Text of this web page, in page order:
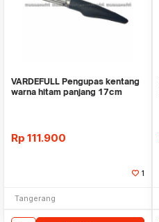
VARDEFULL Pengupas kentang
warna hitam panjang 17cm
Rp 111.900
1
Tangerang